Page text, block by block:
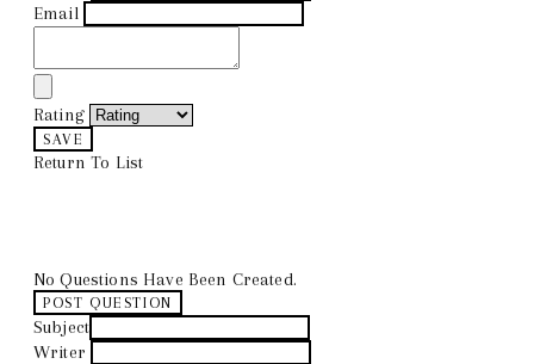
Email
Rating
SAVE
Return To List
No Questions Have Been Created.
POST QUESTION
Subject
Writer